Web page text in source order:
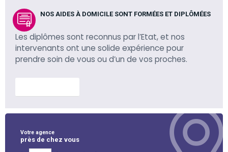
NOS AIDES À DOMICILE SONT FORMÉES ET DIPLÔMÉES
Les diplômes sont reconnus par l’Etat, et nos
intervenants ont une solide expérience pour
prendre soin de vous ou d’un de vos proches.
Votre agence
près de chez vous